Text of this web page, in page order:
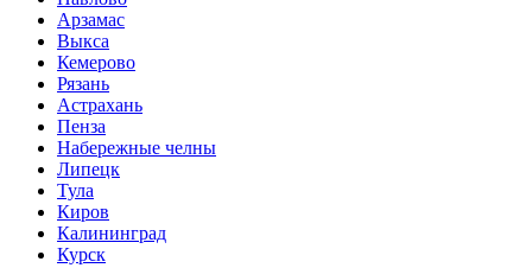
Арзамас
Выкса
Кемерово
Рязань
Астрахань
Пенза
Набережные челны
Липецк
Тула
Киров
Калининград
Курск